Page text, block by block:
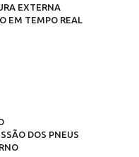
EXTERNA
EM TEMPO REAL
DOS PNEUS